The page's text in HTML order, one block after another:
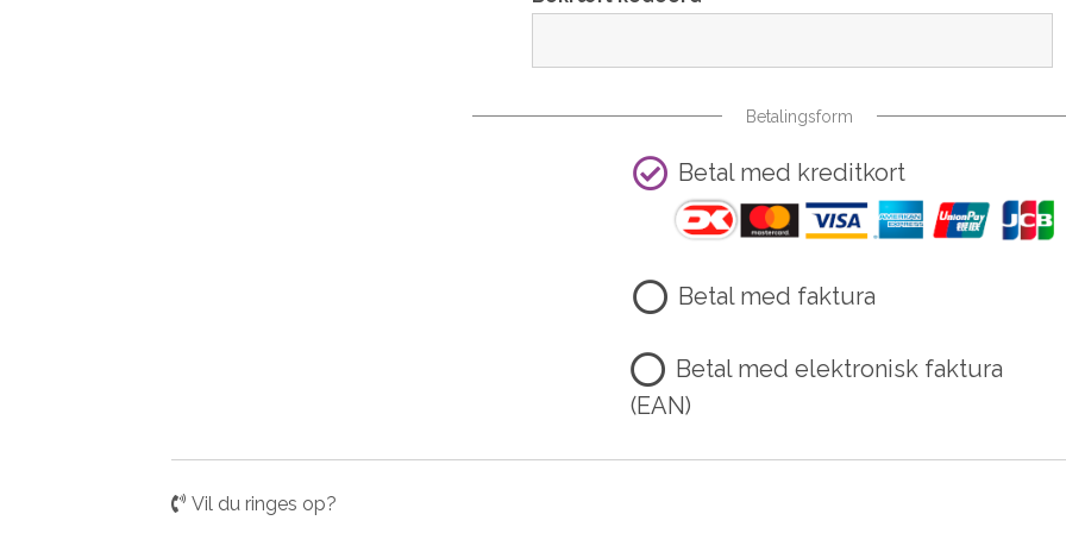
Betalingsform
Betal med kreditkort
Betal med faktura
Betal med elektronisk faktura
(EAN)
Vil du ringes op?